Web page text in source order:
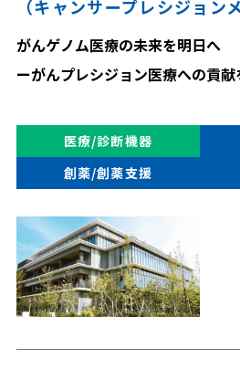
（キャンサープレシジョン
がんゲノム医療の未来を明日へ
ーがんプレシジョン医療への貢
医療/診断機器
創薬/創薬支援